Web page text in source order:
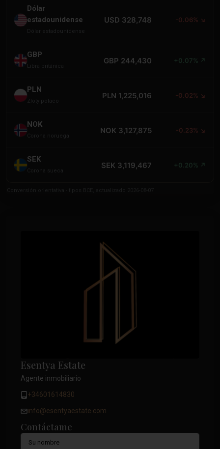
Dólar
estadounidense
Dólar estadounidense
USD 328,748 -0.06% ↘
GBP
Libra británica
GBP 244,430 +0.07% ↗
PLN
Zloty polaco
PLN 1,225,016 -0.02% ↘
NOK
Corona noruega
NOK 3,127,875 -0.23% ↘
SEK
Corona sueca
SEK 3,119,467 +0.20% ↗
Esentya Estate
Agente inmobiliario
+34601614830
info@esentyaestate.com
Contáctame